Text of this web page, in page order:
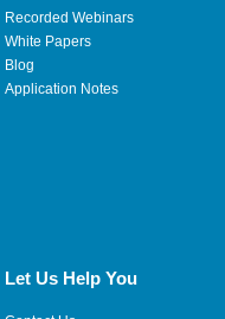
Recorded Webinars
White Papers
Blog
Application Notes
Let Us Help You